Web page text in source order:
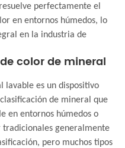
perfectamente el
en entornos húmedos, lo
en la industria de
color de mineral
lavable es un dispositivo
de mineral que
en entornos húmedos o
tradicionales generalmente
pero muchos tipos